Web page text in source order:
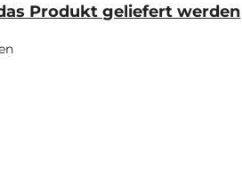
Produkt geliefert werden